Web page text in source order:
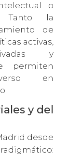
o
Tanto la
de
activas,
y
permiten
en
y del
desde